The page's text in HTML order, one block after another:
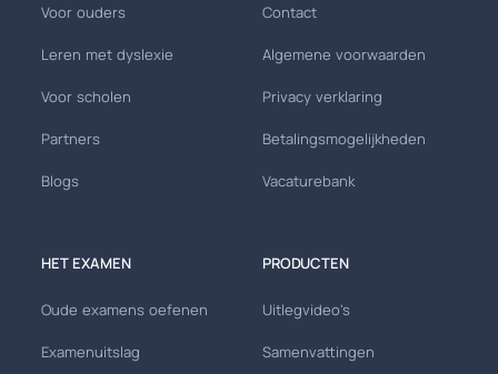
Voor ouders
Leren met dyslexie
Voor scholen
Partners
Blogs
Contact
Algemene voorwaarden
Privacy verklaring
Betalingsmogelijkheden
Vacaturebank
HET EXAMEN
Oude examens oefenen
Examenuitslag
PRODUCTEN
Uitlegvideo's
Samenvattingen